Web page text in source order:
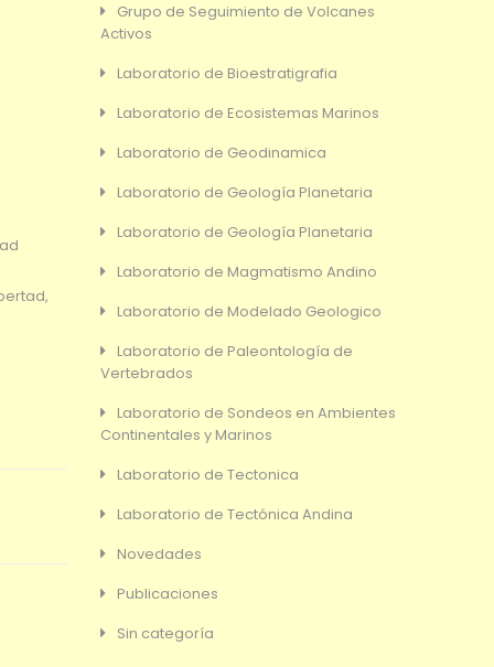
Grupo de Seguimiento de Volcanes
Activos
Laboratorio de Bioestratigrafia
Laboratorio de Ecosistemas Marinos
Laboratorio de Geodinamica
Laboratorio de Geología Planetaria
Laboratorio de Geología Planetaria
Laboratorio de Magmatismo Andino
Laboratorio de Modelado Geologico
Laboratorio de Paleontología de
Vertebrados
Laboratorio de Sondeos en Ambientes
Continentales y Marinos
Laboratorio de Tectonica
Laboratorio de Tectónica Andina
Novedades
Publicaciones
Sin categoría